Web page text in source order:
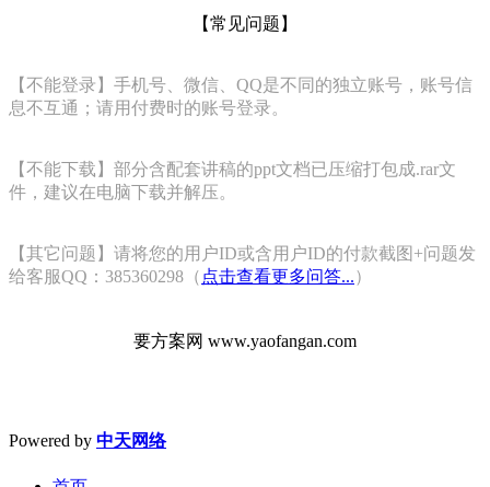
【常见问题】
【不能登录】手机号、微信、QQ是不同的独立账号，账号信
息不互通；请用付费时的账号登录。
【不能下载】部分含配套讲稿的ppt文档已压缩打包成.rar文
件，建议在电脑下载并解压。
【其它问题】请将您的用户ID或含用户ID的付款截图+问题发
给客服QQ：385360298（ 点击查看更多问答...）
要方案网 www.yaofangan.com
Powered by 中天网络